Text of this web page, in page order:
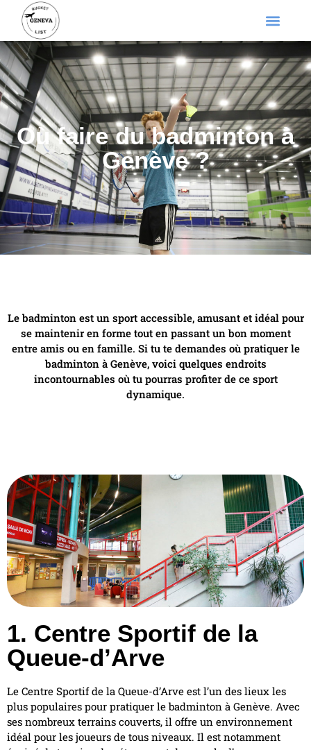
Où faire du badminton à
Genève ?
Le badminton est un sport accessible, amusant et idéal pour
se maintenir en forme tout en passant un bon moment
entre amis ou en famille. Si tu te demandes où pratiquer le
badminton à Genève, voici quelques endroits
incontournables où tu pourras profiter de ce sport
dynamique.
1. Centre Sportif de la
Queue-d’Arve
Le Centre Sportif de la Queue-d’Arve est l’un des lieux les
plus populaires pour pratiquer le badminton à Genève. Avec
ses nombreux terrains couverts, il offre un environnement
idéal pour les joueurs de tous niveaux. Il est notamment